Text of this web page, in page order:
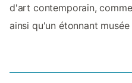
d'art contemporain,
ainsi qu'un étonnant musée